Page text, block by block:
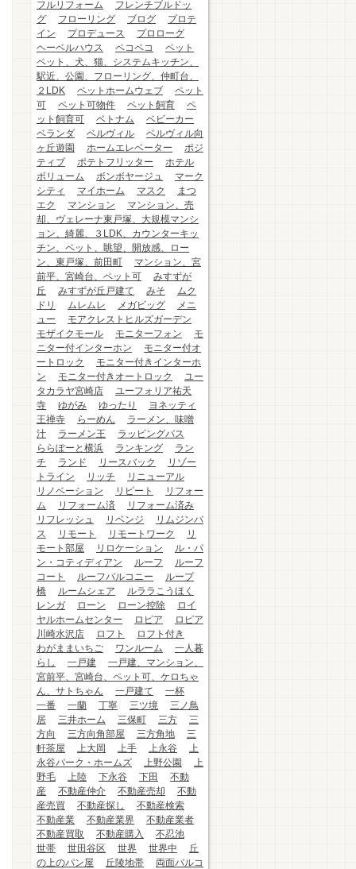
フルリフォーム
フレンチブルドッ
グ
フローリング ブログ
プロテ
イン
プロデュース
プロローグ
ヘーベルハウス
ペコペコ
ペット
ペット、犬、猫、システムキッチン、
駅近、公園、フローリング、仲町台、
２LDK
ペットホームウェブ
ペット
可
ペット可物件 ペット飼育
ペ
ット飼育可
ベトナム
ベビーカー
ベランダ
ベルヴィル
ベルヴィル向
ヶ丘遊園
ホームエレベーター
ポジ
ティブ
ポテトフリッター
ホテル
ボリューム
ボンボヤージュ
マーク
シティ
マイホーム マスク
まつ
エク
マンション
マンション、売
却、ヴェレーナ東戸塚、大規模マンシ
ョン、綺麗、３LDK、カウンターキッ
チン、ペット、眺望、開放感、ロー
ン、東戸塚、前田町
マンション、宮
前平、宮崎台、ペット可
みすずが
丘
みすずが丘戸建て みそ
ムク
ドリ
ムレムレ メガビッグ
メニ
ュー
モアクレストヒルズガーデン
モザイクモール
モニターフォン
モ
ニター付インターホン
モニター付オ
ートロック
モニター付きインターホ
ン
モニター付きオートロック
ユー
タカラヤ宮崎店
ユーフォリア祐天
寺
ゆがみ ゆったり
ヨネッティ
王禅寺
らーめん
ラーメン、味噌
汁
ラーメン王
ラッピングバス
ららぽーと横浜
ランキング
ラン
チ
ランド リースバック
リゾー
トライン
リッチ
リニューアル
リノベーション
リピート
リフォー
ム
リフォーム済
リフォーム済み
リフレッシュ
リベンジ
リムジンバ
ス
リモート リモートワーク
リ
モート部屋
リロケーション
ル・パ
ン・コティディアン
ルーフ
ルーフ
コート
ルーフバルコニー
ループ
橋
ルームシェア
ルララこうほく
レンガ
ローン ローン控除
ロイ
ヤルホームセンター
ロピア
ロピア
川崎水沢店
ロフト
ロフト付き
わがままいちご
ワンルーム
一人暮
らし
一戸建
一戸建、マンション、
宮前平、宮崎台、ペット可、ケロちゃ
ん、サトちゃん
一戸建て
一杯
一番
一蘭 丁寧 三ツ境
三ノ鳥
居
三井ホーム 三保町 三方
三
方向
三方向角部屋 三方角地
三
軒茶屋
上大岡 上手 上永谷
上
永谷パーク・ホームズ
上野公園
上
野毛
上陸 下永谷 下田
不動
産
不動産仲介 不動産売却
不動
産売買
不動産探し
不動産検索
不動産業
不動産業界
不動産業者
不動産買取
不動産購入
不忍池
世帯
世田谷区 世界 世界中
丘
の上のパン屋
丘陵地帯
両面バルコ